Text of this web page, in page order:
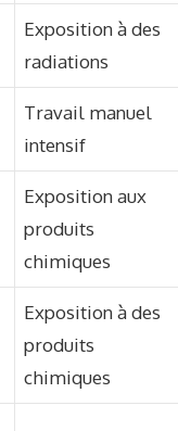
Exposition à des
radiations
Travail manuel
intensif
Exposition aux
produits
chimiques
Exposition à des
produits
chimiques